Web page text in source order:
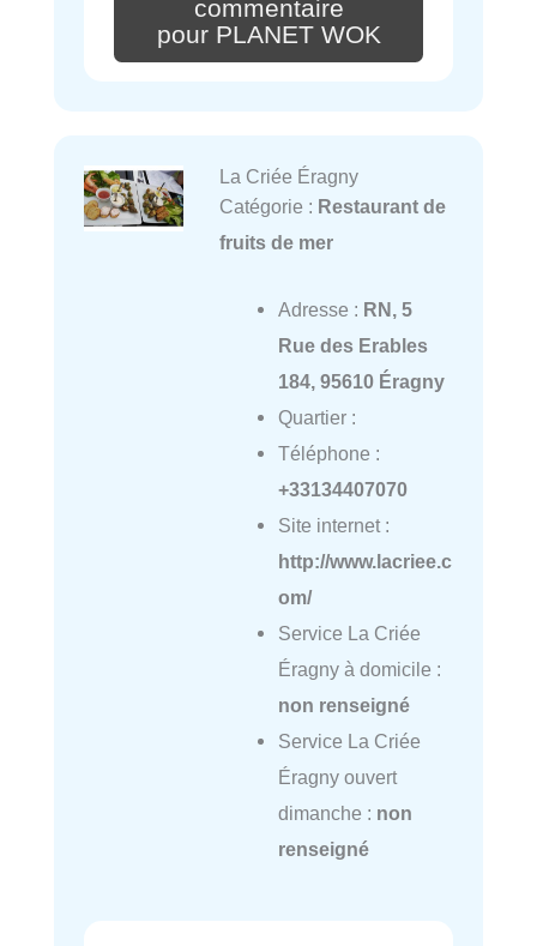
commentaire
pour PLANET WOK
La Criée Éragny
Catégorie : Restaurant de
fruits de mer
Adresse : RN, 5
Rue des Erables
184, 95610 Éragny
Quartier :
Téléphone :
+33134407070
Site internet :
http://www.lacriee.c
om/
Service La Criée
Éragny à domicile :
non renseigné
Service La Criée
Éragny ouvert
dimanche : non
renseigné